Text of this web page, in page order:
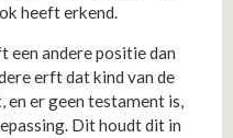
heeft erkend.
een andere positie dan
erft dat kind van de
en er geen testament is,
Dit houdt dit in